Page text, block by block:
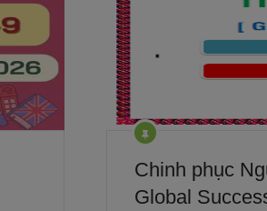
Chinh phục
Global